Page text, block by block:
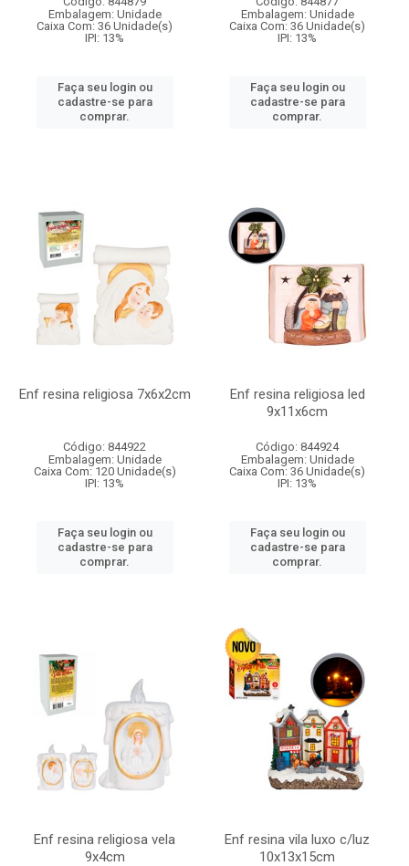
Embalagem: Unidade
Caixa Com: 36 Unidade(s)
IPI: 13%
Faça seu login ou
cadastre-se para
comprar.
Embalagem: Unidade
Caixa Com: 36 Unidade(s)
IPI: 13%
Faça seu login ou
cadastre-se para
comprar.
Enf resina religiosa 7x6x2cm
Código: 844922
Embalagem: Unidade
Caixa Com: 120 Unidade(s)
IPI: 13%
Faça seu login ou
cadastre-se para
comprar.
Enf resina religiosa led
9x11x6cm
Código: 844924
Embalagem: Unidade
Caixa Com: 36 Unidade(s)
IPI: 13%
Faça seu login ou
cadastre-se para
comprar.
Enf resina religiosa vela
9x4cm
Enf resina vila luxo c/luz
10x13x15cm